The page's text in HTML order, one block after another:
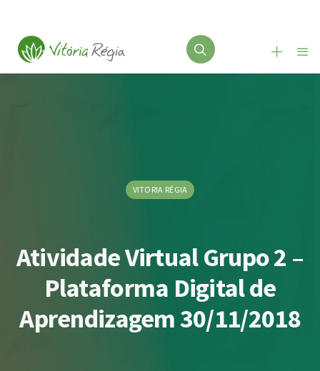
VITORIA RÉGIA
Atividade Virtual Grupo 2 –
Plataforma Digital de
Aprendizagem 30/11/2018